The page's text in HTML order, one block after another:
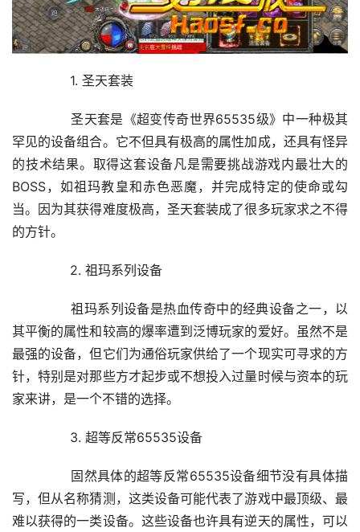
	　　1. 圣天套装
罕见的设备组合。它不但具有极高的属性加成，还具有怪异
的技术结果。取得这套设备凡是需要挑战游戏内最壮大的
BOSS，如祖玛教皇和赤色恶魔，并完成特定的使命或勾
当。因为其获得难度极高，圣天套装成了很多玩家求之不得
的方针。
	　　2. 祖玛系列设备
其平衡的属性和较高的爆率遭到泛博玩家的爱好。虽然不是
最强的设备，但它们为通俗玩家供给了一个现实可寻求的方
针，特别是对那些方才起步或不想投入过量时候与资本的玩
家来讲，是一个不错的选择。
	　　3. 超等反常65535设备
写，但从名称猜测，这类设备可能代表了游戏中最顶级、最
难以获得的一类设备。这些设备也许具有逆天的属性，可以